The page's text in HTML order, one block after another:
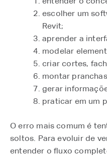
escolher um
Revit;
aprender a
modelar
criar cortes,
montar
gerar
praticar em um
O erro mais comum é
soltos. Para evoluir de
entender o fluxo